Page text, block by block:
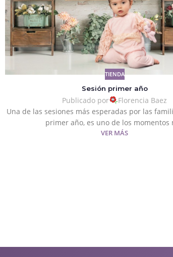
TIENDA
Sesión primer año
Publicado por
Florencia Baez
Una de las sesiones más esperadas por las
primer año, es uno de los momentos
VER MÁS